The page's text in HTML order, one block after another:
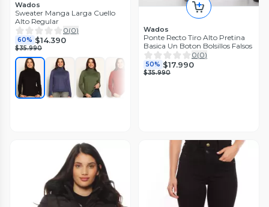
Wados
Sweater Manga Larga Cuello
Alto Regular
0(0)
60% $14.390
$35.990
Wados
Ponte Recto Tiro Alto Pretina
Basica Un Boton Bolsillos Falsos
0(0)
50% $17.990
$35.990